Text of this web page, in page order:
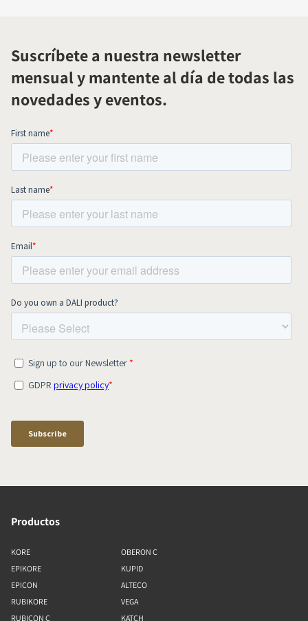
Suscríbete a nuestra newsletter
mensual y mantente al día de todas las
novedades y eventos.
Productos
KORE
EPIKORE
EPICON
RUBIKORE
RUBICON C
OBERON C
KUPID
ALTECO
VEGA
KATCH